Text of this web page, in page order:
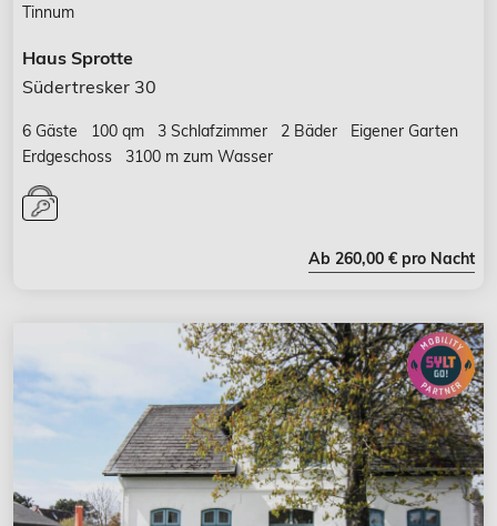
Tinnum
Haus Sprotte
Südertresker 30
6 Gäste 100 qm 3 Schlafzimmer 2 Bäder
Eigener Garten
Erdgeschoss
3100 m zum Wasser
Ab 260,00 € pro Nacht